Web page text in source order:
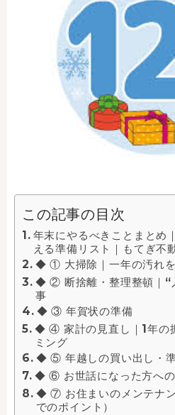
この記事の目次
年末にやるべきことまとめ
える準備リスト｜もてぎ不
◆ ① 大掃除｜一年の汚れを
◆ ② 断捨離・整理整頓｜“
事
◆ ③ 年賀状の準備
◆ ④ 家計の見直し｜1年の
ミング
◆ ⑤ 年越しの買い出し・
◆ ⑥ お世話になった方へ
◆ ⑦ お住まいのメンテナ
でのポイント）